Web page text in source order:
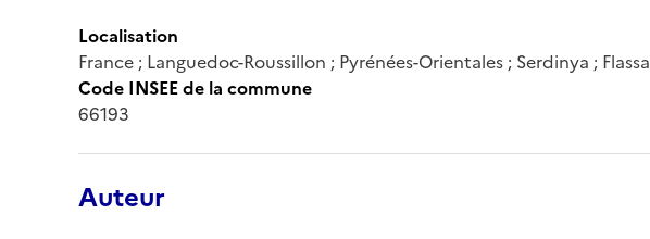
Localisation
France ; Languedoc-Roussillon ; Pyrénées-Orientales ; Serdinya ; Flassa
Code INSEE de la commune
66193
Auteur